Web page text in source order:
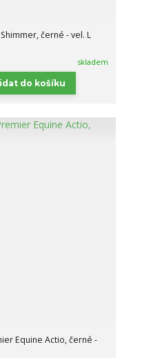
černé - vel. L
skladem
do košíku
Equine Actio, černé -